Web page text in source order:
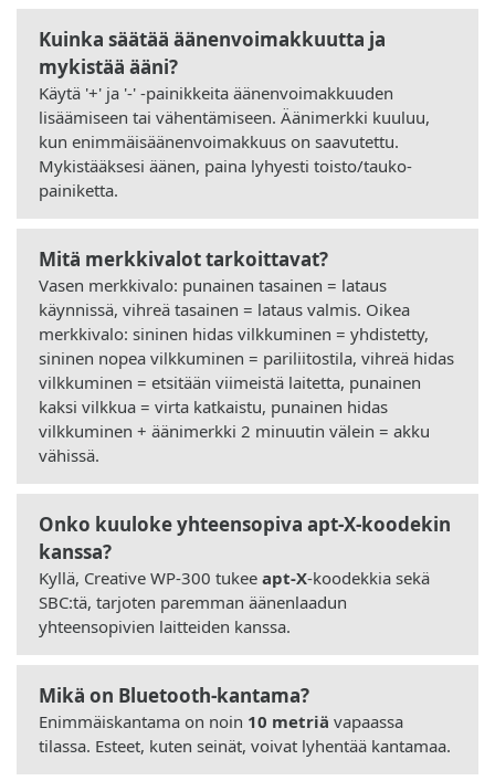
Kuinka säätää äänenvoimakkuutta ja
mykistää ääni?
Käytä '+' ja '-' -painikkeita äänenvoimakkuuden
lisäämiseen tai vähentämiseen. Äänimerkki kuuluu,
kun enimmäisäänenvoimakkuus on saavutettu.
Mykistääksesi äänen, paina lyhyesti toisto/tauko-
painiketta.
Mitä merkkivalot tarkoittavat?
Vasen merkkivalo: punainen tasainen = lataus
käynnissä, vihreä tasainen = lataus valmis. Oikea
merkkivalo: sininen hidas vilkkuminen = yhdistetty,
sininen nopea vilkkuminen = pariliitostila, vihreä hidas
vilkkuminen = etsitään viimeistä laitetta, punainen
kaksi vilkkua = virta katkaistu, punainen hidas
vilkkuminen + äänimerkki 2 minuutin välein = akku
vähissä.
Onko kuuloke yhteensopiva apt-X-koodekin
kanssa?
Kyllä, Creative WP-300 tukee apt-X-koodekkia sekä
SBC:tä, tarjoten paremman äänenlaadun
yhteensopivien laitteiden kanssa.
Mikä on Bluetooth-kantama?
Enimmäiskantama on noin 10 metriä vapaassa
tilassa. Esteet, kuten seinät, voivat lyhentää kantamaa.